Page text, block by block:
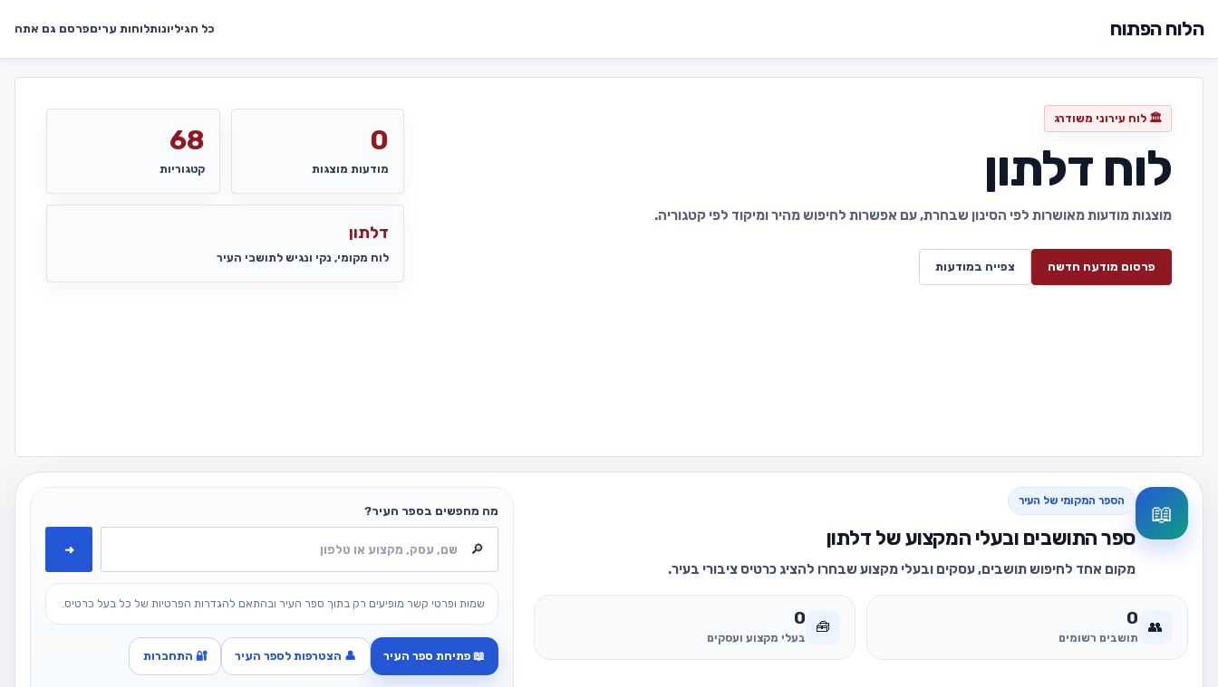
הלוח הפתוח כל הגיליונותלוחות עריםפרסם גם אתה
🏛️ לוח עירוני משודרג
לוח דלתון
מוצגות מודעות מאושרות לפי הסינון שבחרת, עם אפשרות לחיפוש מהיר ומיקוד לפי קטגוריה.
פרסום מודעה חדשה צפייה במודעות
0
מודעות מוצגות
68
קטגוריות
דלתון
לוח מקומי, נקי ונגיש לתושבי העיר
📖 הספר המקומי של העיר
ספר התושבים ובעלי המקצוע של דלתון
מקום אחד לחיפוש תושבים, עסקים ובעלי מקצוע שבחרו להציג כרטיס ציבורי בעיר.
👥
0
תושבים רשומים
🧰
0
בעלי מקצוע ועסקים
מה מחפשים בספר העיר?
➜
שמות ופרטי קשר מופיעים רק בתוך ספר העיר ובהתאם להגדרות הפרטיות של כל בעל כרטיס.
📖 פתיחת ספר העיר 👤 הצטרפות לספר העיר 🔐 התחברות